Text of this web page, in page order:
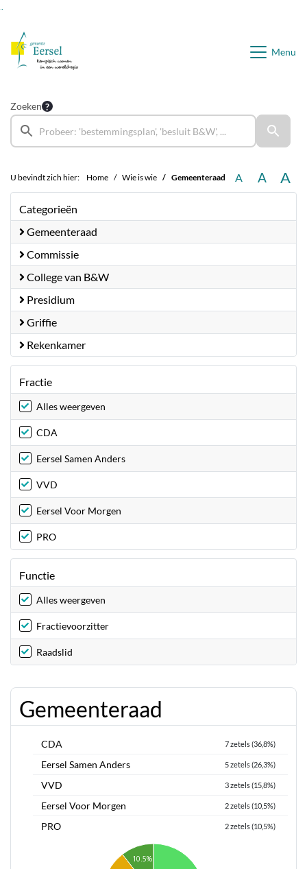
Menu
Zoeken
U bevindt zich hier: Home Wie is wie Gemeenteraad A A A
Categorieën
Gemeenteraad
Commissie
College van B&W
Presidium
Griffie
Rekenkamer
Fractie
Alles weergeven
CDA
Eersel Samen Anders
VVD
Eersel Voor Morgen
PRO
Functie
Alles weergeven
Fractievoorzitter
Raadslid
Gemeenteraad
CDA 7 zetels (36,8%)
Eersel Samen Anders 5 zetels (26,3%)
VVD 3 zetels (15,8%)
Eersel Voor Morgen 2 zetels (10,5%)
PRO 2 zetels (10,5%)
10.5%